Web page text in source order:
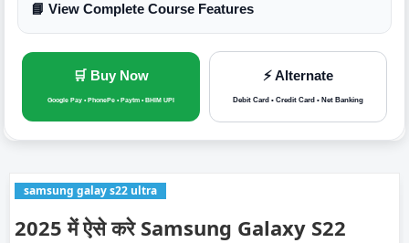
📘 View Complete Course Features
🛒 Buy Now
Google Pay • PhonePe • Paytm • BHIM UPI
⚡ Alternate
Debit Card • Credit Card • Net Banking
samsung galay s22 ultra
2025 में ऐसे करे Samsung Galaxy S22